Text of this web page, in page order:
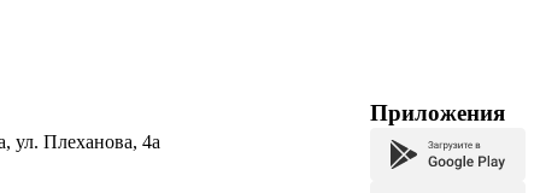
ул. Плеханова, 4а
Приложения